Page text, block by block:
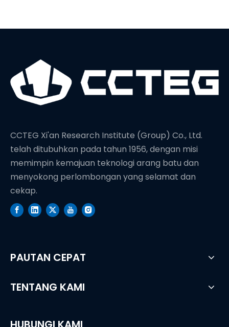
CCTEG Xi'an Research Institute (Group) Co., Ltd.
telah ditubuhkan pada tahun 1956, dengan misi
memimpin kemajuan teknologi arang batu dan
menyokong perlombongan yang selamat dan
cekap.
PAUTAN CEPAT
TENTANG KAMI